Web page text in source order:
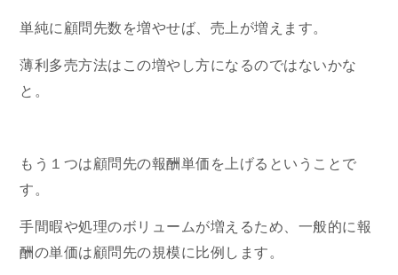
単純に顧問先数を増やせば、売上が増えます。
薄利多売方法はこの増やし方になるのではないかな
と。
もう１つは顧問先の報酬単価を上げるということで
す。
手間暇や処理のボリュームが増えるため、一般的に報
酬の単価は顧問先の規模に比例します。